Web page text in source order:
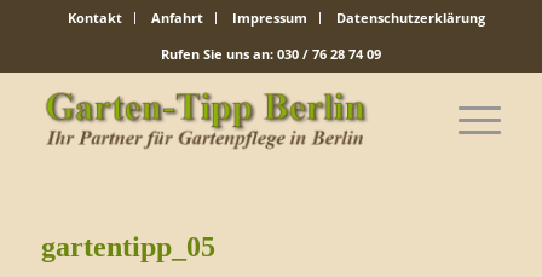
Kontakt Anfahrt Impressum
Datenschutzerklärung
Rufen Sie uns an: 030 / 76 28 74 09
gartentipp_05